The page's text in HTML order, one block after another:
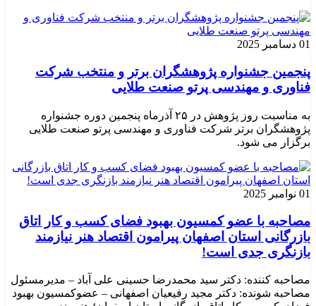
01 دسامبر 2025
پنجمین جشنواره پژوهشگران برتر و منتخب شرکت
فناوری و مهندسی پرتو صنعت طلایی
به مناسبت روز پژوهش در ۲۵ آذرماه پنجمین دوره جشنواره
پژوهشگران برتر شرکت فناوری و مهندسی پرتو صنعت طلایی
برگزار می شود.
01 نوامبر 2025
مصاحبه با عضو کمسیون بهبود فضای کسب و کار اتاق
بازرگانی استان اصفهان پیرامون اقتصاد هنر نیازمند
بازنگری جدی است!
مصاحبه کننده: دکتر سید محمدرضا حسینی علی آباد – مدیرمسئول
مصاحبه شونده: دکتر مجید رفیعیان اصفهانی – عضوکمسیون بهبود